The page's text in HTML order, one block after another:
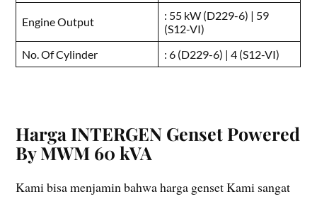
Engine Output
: 55 kW (D229-6) | 59
(S12-VI)
No. Of Cylinder
: 6 (D229-6) | 4 (S12-VI)
Harga INTERGEN Genset Powered
By MWM 60 kVA
Kami bisa menjamin bahwa harga genset Kami sangat